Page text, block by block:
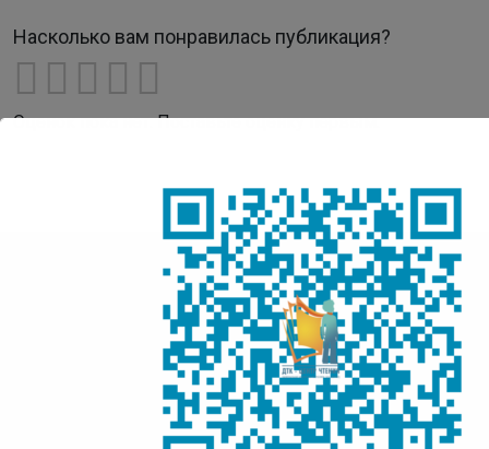
Насколько вам понравилась публикация?
Оценок пока нет. Поставьте оценку первым.
Детская Точка Кипения
IT Park Yakutsk, проспект Ленина, д. 1, 3 этаж
с 10:00 до 18:00 ч.